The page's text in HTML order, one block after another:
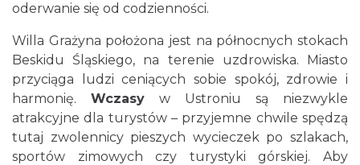
oderwanie się od codzienności.
Willa Grażyna położona jest na północnych stokach
Beskidu Śląskiego, na terenie uzdrowiska. Miasto
przyciąga ludzi ceniących sobie spokój, zdrowie i
harmonię. Wczasy w Ustroniu są niezwykle
atrakcyjne dla turystów – przyjemne chwile spędzą
tutaj zwolennicy pieszych wycieczek po szlakach,
sportów zimowych czy turystyki górskiej. Aby